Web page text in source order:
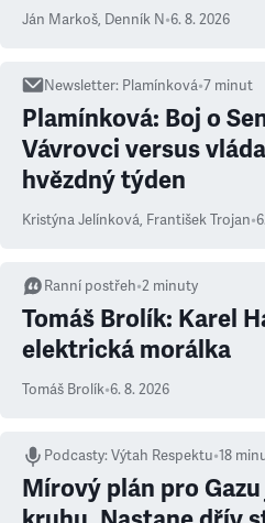
Ján Markoš, Denník N•6. 8. 2026
Newsletter: Plamínková•7 minut
Plamínková: Boj o
Vávrovci versus
hvězdný týden
Kristýna Jelínková, František Trojan•
Ranní postřeh•2 minuty
Tomáš Brolík: Karel
elektrická morálka
Tomáš Brolík•6. 8. 2026
Podcasty:Výtah Respektu•18
Mírový plán pro